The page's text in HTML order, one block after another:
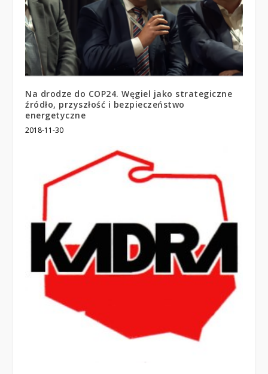
Na drodze do COP24. Węgiel jako strategiczne
źródło, przyszłość i bezpieczeństwo
energetyczne
2018-11-30